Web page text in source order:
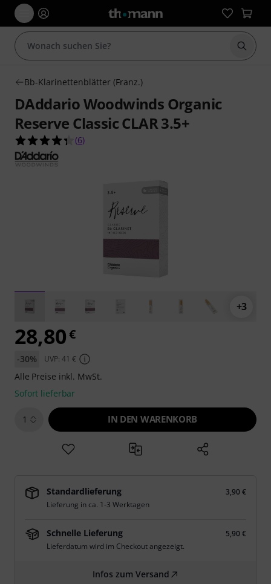
Suche
Bb-Klarinettenblätter (Franz.)
DAddario Woodwinds Organic
Reserve Classic CLAR 3.5+
4.3 von 5 Sternen aus 6 Kundenbewertungen
(6)
+3
28,80€
-30% UVP: 41 €
Alle Preise inkl. MwSt.
Sofort lieferbar
1 IN DEN WARENKORB
Standardlieferung
3,90 €
Lieferung in ca. 1-3 Werktagen
Schnelle Lieferung
5,90 €
Lieferdatum wird im Checkout angezeigt.
Infos zum Versand